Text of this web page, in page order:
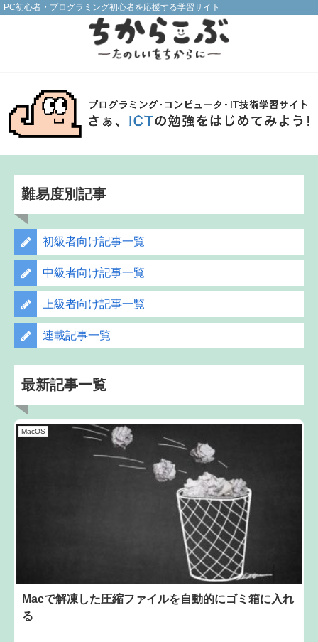
PC初心者・プログラミング初心者を応援する学習サイト
難易度別記事
初級者向け記事一覧
中級者向け記事一覧
上級者向け記事一覧
連載記事一覧
最新記事一覧
MacOS
Macで解凍した圧縮ファイルを自動的にゴミ箱に入れ
る